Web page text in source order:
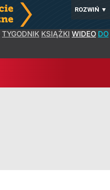
ROZWIŃ ▼
TYGODNIK KSIĄŻKI WIDEO DO